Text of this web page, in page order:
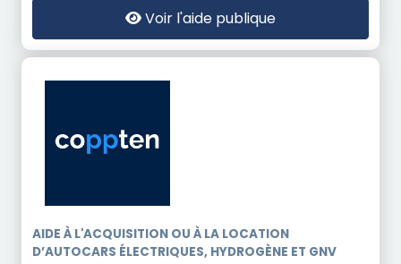
Voir l'aide publique
AIDE À L'ACQUISITION OU À LA LOCATION
D’AUTOCARS ÉLECTRIQUES, HYDROGÈNE ET GNV